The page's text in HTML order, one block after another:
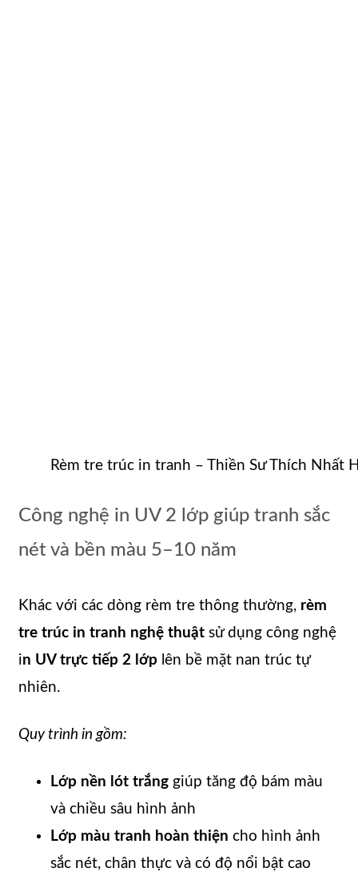
Rèm tre trúc in tranh – Thiền Sư Thích Nhất
Công nghệ in UV 2 lớp giúp tranh sắc
nét và bền màu 5–10 năm
Khác với các dòng rèm tre thông thường, rèm
tre trúc in tranh nghệ thuật sử dụng công nghệ
in UV trực tiếp 2 lớp lên bề mặt nan trúc tự
nhiên.
Quy trình in gồm:
Lớp nền lót trắng giúp tăng độ bám màu
và chiều sâu hình ảnh
Lớp màu tranh hoàn thiện cho hình ảnh
sắc nét, chân thực và có độ nổi bật cao